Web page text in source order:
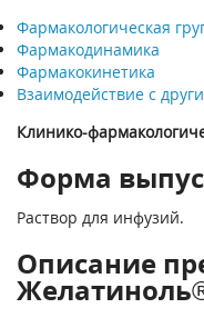
Фармакологическая
Фармакодинамика
Фармакокинетика
Взаимодействие с
Клинико-
Форма
Раствор для инфузий.
Описание